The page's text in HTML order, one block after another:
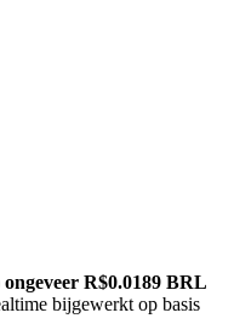
ongeveer R$0.0189 BRL
bijgewerkt op basis